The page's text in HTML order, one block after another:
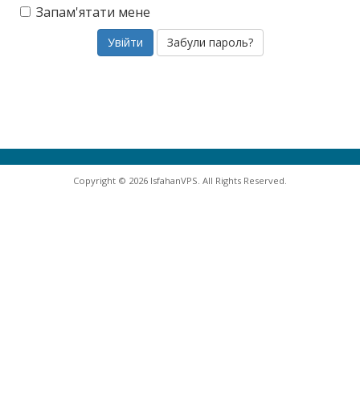
Запам'ятати мене
Забули пароль?
Copyright © 2026 IsfahanVPS. All Rights Reserved.